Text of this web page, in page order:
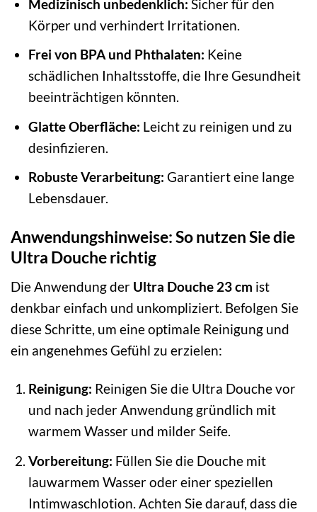
Medizinisch unbedenklich: Sicher für den
Körper und verhindert Irritationen.
Frei von BPA und Phthalaten: Keine
schädlichen Inhaltsstoffe, die Ihre Gesundheit
beeinträchtigen könnten.
Glatte Oberfläche: Leicht zu reinigen und zu
desinfizieren.
Robuste Verarbeitung: Garantiert eine lange
Lebensdauer.
Anwendungshinweise: So nutzen Sie die
Ultra Douche richtig
Die Anwendung der Ultra Douche 23 cm ist
denkbar einfach und unkompliziert. Befolgen Sie
diese Schritte, um eine optimale Reinigung und
ein angenehmes Gefühl zu erzielen:
Reinigung: Reinigen Sie die Ultra Douche vor
und nach jeder Anwendung gründlich mit
warmem Wasser und milder Seife.
Vorbereitung: Füllen Sie die Douche mit
lauwarmem Wasser oder einer speziellen
Intimwaschlotion. Achten Sie darauf, dass die